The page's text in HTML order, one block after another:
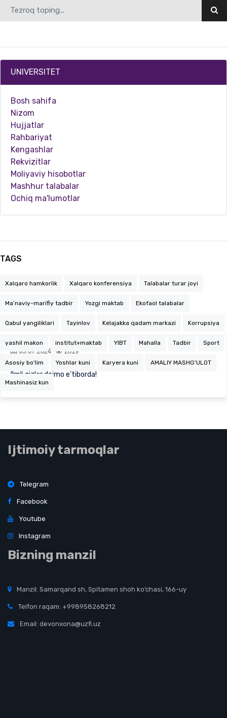
Xalqaro olimpiada sovrindori boʻlgan institutimiz talabalari tantanali kutib olindi
03.07.2024 4389
03.07.2024 2819
Ilmli qizlar doimo e’tiborda!
UNIVERSITET
Bosh sahifa
Nizom
Hujjatlar
Rahbariyat
Kengashlar
Rekvizitlar
Moliyaviy hisobotlar
Mashhur talabalar
Ochiq ma'lumotlar
TAGS
Xalqaro hamkorlik Xalqaro konferensiya Talabalar turar joyi
Ma’naviy-marifiy tadbir Yozgi maktab Ekofaol talabalar
Qabul yangiliklari Tayinlov Kelajakka qadam markazi Korrupsiya
yashil makon institut+maktab YIBT Mahalla Tadbir Sport
Asosiy bo'lim Yoshlar kuni Karyera kuni AMALIY MASHG'ULOT
Mashinasiz kun
Ijtimoiy tarmoqlar
Telegram
Facebook
Youtube
Instagram
Bizning manzil
Manzil: Samarqand sh, Spitamen shoh ko‘chasi, 166-uy
Telfon raqam: +998958268212
Email: devonxona@uzfi.uz